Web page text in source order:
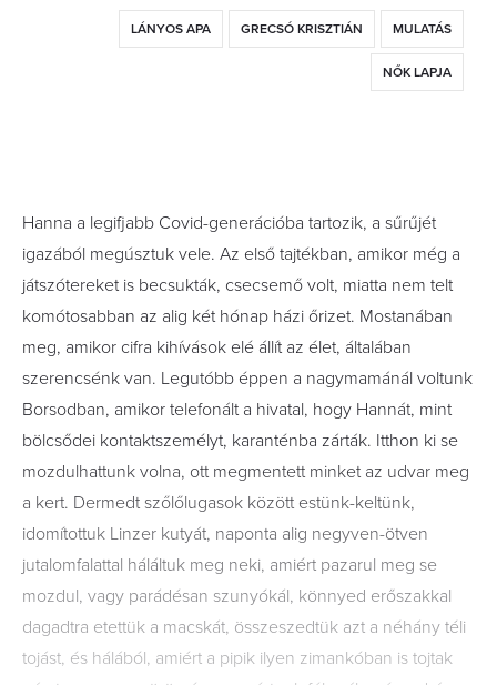
LÁNYOS APA GRECSÓ KRISZTIÁN MULATÁS
NŐK LAPJA
Hanna a legifjabb Covid-generációba tartozik, a sűrűjét
igazából megúsztuk vele. Az első tajtékban, amikor még a
játszótereket is becsukták, csecsemő volt, miatta nem telt
komótosabban az alig két hónap házi őrizet. Mostanában
meg, amikor cifra kihívások elé állít az élet, általában
szerencsénk van. Legutóbb éppen a nagymamánál voltunk
Borsodban, amikor telefonált a hivatal, hogy Hannát, mint
bölcsődei kontaktszemélyt, karanténba zárták. Itthon ki se
mozdulhattunk volna, ott megmentett minket az udvar meg
a kert. Dermedt szőlőlugasok között estünk-keltünk,
idomítottuk Linzer kutyát, naponta alig negyven-ötven
jutalomfalattal háláltuk meg neki, amiért pazarul meg se
mozdul, vagy parádésan szunyókál, könnyed erőszakkal
dagadtra etettük a macskát, összeszedtük azt a néhány téli
tojást, és hálából, amiért a pipik ilyen zimankóban is tojtak